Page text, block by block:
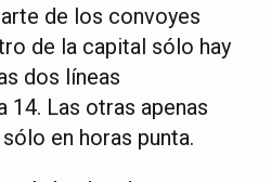
de los convoyes
de la capital sólo hay
dos líneas
14. Las otras apenas
en horas punta.